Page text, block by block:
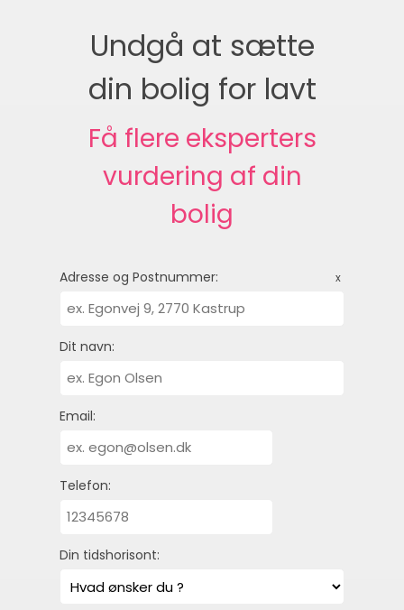
Undgå at sætte
din bolig for lavt
Få flere eksperters
vurdering af din
bolig
Adresse og Postnummer: x
Dit navn:
Email:
Telefon:
Din tidshorisont: